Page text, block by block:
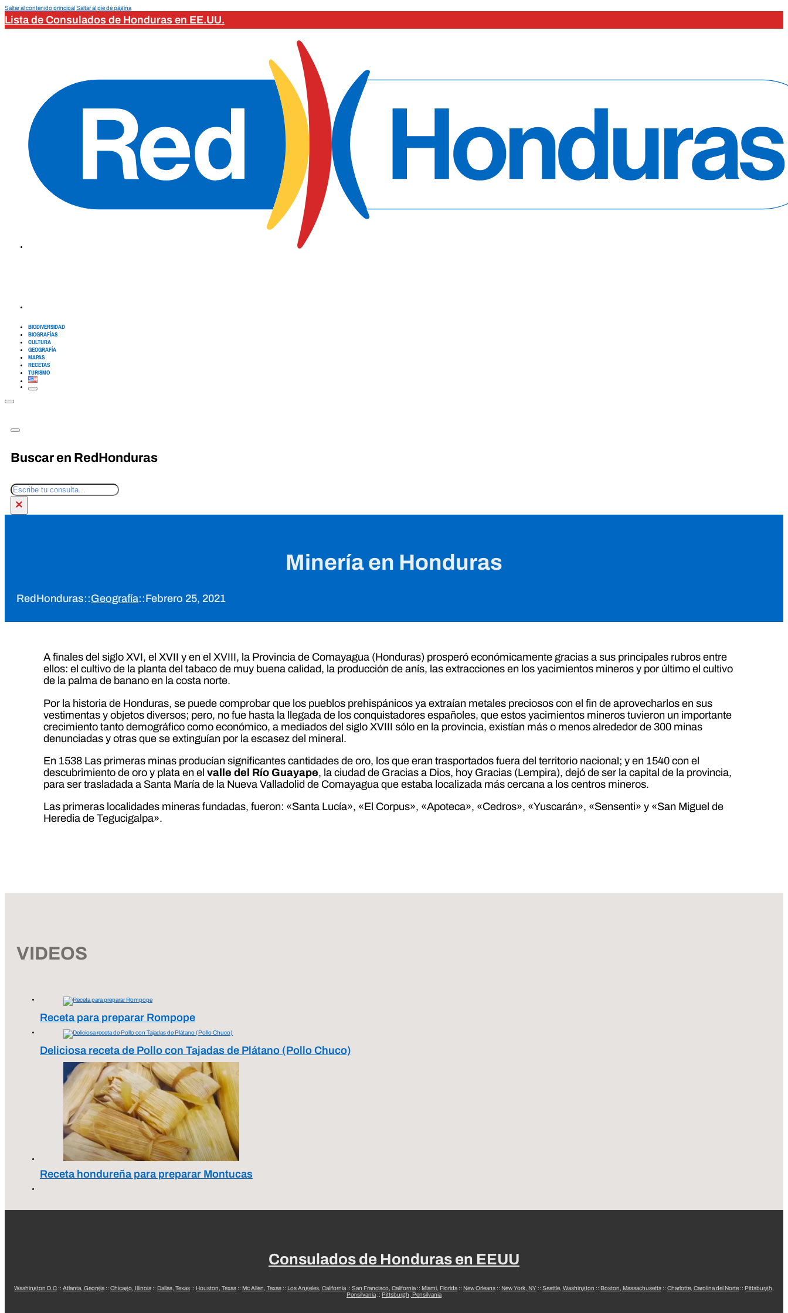
Saltar al contenido principalSaltar al pie de página
Lista de Consulados de Honduras en EE.UU.
BIODIVERSIDAD
BIOGRAFÍAS
CULTURA
GEOGRAFÍA
MAPAS
RECETAS
TURISMO
Buscar en RedHonduras
Buscar
×
Minería en Honduras
RedHonduras::Geografía::Febrero 25, 2021
A finales del siglo XVI, el XVII y en el XVIII, la Provincia de Comayagua (Honduras) prosperó económicamente gracias a sus principales rubros entre
ellos: el cultivo de la planta del tabaco de muy buena calidad, la producción de anís, las extracciones en los yacimientos mineros y por último el cultivo
de la palma de banano en la costa norte.
Por la historia de Honduras, se puede comprobar que los pueblos prehispánicos ya extraían metales preciosos con el fin de aprovecharlos en sus
vestimentas y objetos diversos; pero, no fue hasta la llegada de los conquistadores españoles, que estos yacimientos mineros tuvieron un importante
crecimiento tanto demográfico como económico, a mediados del siglo XVIII sólo en la provincia, existían más o menos alrededor de 300 minas
denunciadas y otras que se extinguían por la escasez del mineral.
En 1538 Las primeras minas producían significantes cantidades de oro, los que eran trasportados fuera del territorio nacional; y en 1540 con el
descubrimiento de oro y plata en elvalle del Río Guayape, la ciudad de Gracias a Dios, hoy Gracias (Lempira), dejó de ser la capital de la provincia,
para ser trasladada a Santa María de la Nueva Valladolid de Comayagua que estaba localizada más cercana a los centros mineros.
Las primeras localidades mineras fundadas, fueron: «Santa Lucía», «El Corpus», «Apoteca», «Cedros», «Yuscarán», «Sensenti» y «San Miguel de
Heredia de Tegucigalpa».
VIDEOS
Receta para preparar Rompope
Deliciosa receta de Pollo con Tajadas de Plátano (Pollo Chuco)
Receta hondureña para preparar Montucas
Consulados de Honduras en EEUU
Washington D.C :: Atlanta, Georgia :: Chicago, Illinois :: Dallas, Texas :: Houston, Texas :: Mc Allen, Texas :: Los Angeles, California :: San Francisco, California :: Miami, Florida :: New Orleans :: New York, NY :: Seattle, Washington :: Boston, Massachusetts :: Charlotte, Carolina del Norte :: Pittsburgh,
Pensilvania :: Pittsburgh, Pensilvania